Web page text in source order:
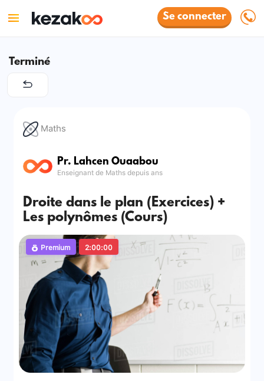
Se connecter
Terminé
Maths
Pr. Lahcen Ouaabou
Enseignant de Maths depuis ans
Droite dans le plan (Exercices) +
Les polynômes (Cours)
Premium 2:00:00